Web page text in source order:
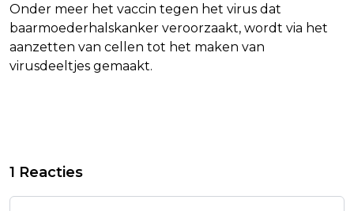
Onder meer het vaccin tegen het virus dat
baarmoederhalskanker veroorzaakt, wordt via het
aanzetten van cellen tot het maken van
virusdeeltjes gemaakt.
ENGELSTALIGE BEELDBESCHRIJVING
SNELLERE EN GOEDKOPERE
VACCINPRODUCTIE DOOR
1 Reacties